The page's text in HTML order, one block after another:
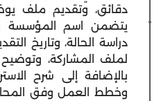
دقائق، وتقديم ملف
يتضمن اسم المؤسسة
دراسة الحالة، وتاريخ
لملف المشاركة، وتوضيح
بالإضافة إلى شرح
وخطط العمل وفق